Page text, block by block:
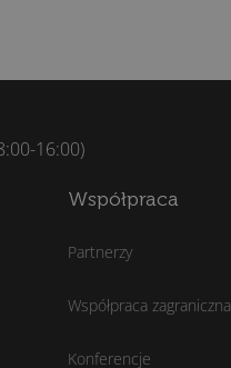
16:00)
Współpraca
Partnerzy
Współpraca zagraniczna
Konferencje